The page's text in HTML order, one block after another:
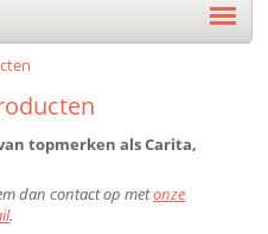
topmerken als Carita,
dan contact op metonze
.